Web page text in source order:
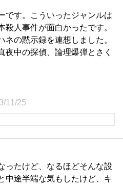
です。こういったジャンルは
殺人事件が面白かったです。
ネの黙示録を連想しました。
夜中の探偵、論理爆弾とさく
11/25
ったけど、なるほどそんな設
中途半端な気もしたけど、キ